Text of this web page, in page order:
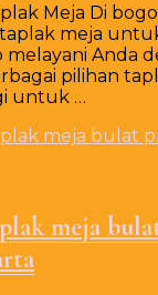
Meja Di
meja
melayani Anda
pilihan
untuk …
meja